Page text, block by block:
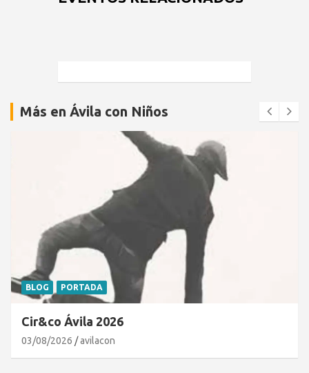
Más en Ávila con Niños
BLOG PORTADA
Cir&co Ávila 2026
03/08/2026 avilacon